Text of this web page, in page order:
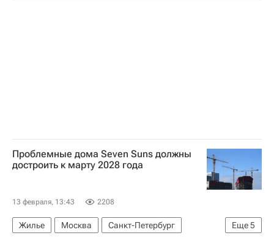
Проблемные дома Seven Suns должны
достроить к марту 2028 года
13 февраля, 13:43 2208
Еще5
Жилье Москва
Санкт-Петербург